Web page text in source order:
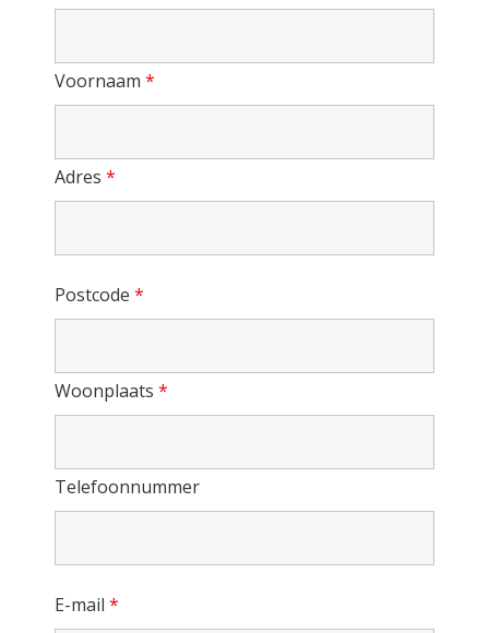
Voornaam *
Adres *
Postcode *
Woonplaats *
Telefoonnummer
E-mail *